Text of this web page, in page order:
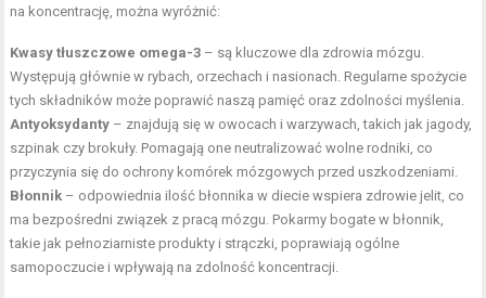
na koncentrację, można wyróżnić:
Kwasy tłuszczowe omega-3 – są kluczowe dla zdrowia mózgu.
Występują głównie w rybach, orzechach i nasionach. Regularne spożycie
tych składników może poprawić naszą pamięć oraz zdolności myślenia.
Antyoksydanty – znajdują się w owocach i warzywach, takich jak jagody,
szpinak czy brokuły. Pomagają one neutralizować wolne rodniki, co
przyczynia się do ochrony komórek mózgowych przed uszkodzeniami.
Błonnik – odpowiednia ilość błonnika w diecie wspiera zdrowie jelit, co
ma bezpośredni związek z pracą mózgu. Pokarmy bogate w błonnik,
takie jak pełnoziarniste produkty i strączki, poprawiają ogólne
samopoczucie i wpływają na zdolność koncentracji.